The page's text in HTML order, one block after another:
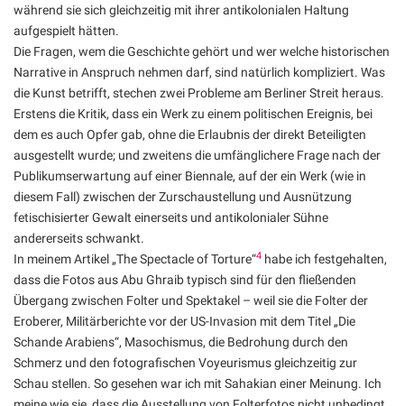
während sie sich gleichzeitig mit ihrer antikolonialen Haltung
aufgespielt hätten.
Die Fragen, wem die Geschichte gehört und wer welche historischen
Narrative in Anspruch nehmen darf, sind natürlich kompliziert. Was
die Kunst betrifft, stechen zwei Probleme am Berliner Streit heraus.
Erstens die Kritik, dass ein Werk zu einem politischen Ereignis, bei
dem es auch Opfer gab, ohne die Erlaubnis der direkt Beteiligten
ausgestellt wurde; und zweitens die umfänglichere Frage nach der
Publikumserwartung auf einer Biennale, auf der ein Werk (wie in
diesem Fall) zwischen der Zurschaustellung und Ausnützung
fetischisierter Gewalt einerseits und antikolonialer Sühne
andererseits schwankt.
In meinem Artikel „The Spectacle of Torture“4 habe ich festgehalten,
dass die Fotos aus Abu Ghraib typisch sind für den fließenden
Übergang zwischen Folter und Spektakel – weil sie die Folter der
Eroberer, Militärberichte vor der US-Invasion mit dem Titel „Die
Schande Arabiens“, Masochismus, die Bedrohung durch den
Schmerz und den fotografischen Voyeurismus gleichzeitig zur
Schau stellen. So gesehen war ich mit Sahakian einer Meinung. Ich